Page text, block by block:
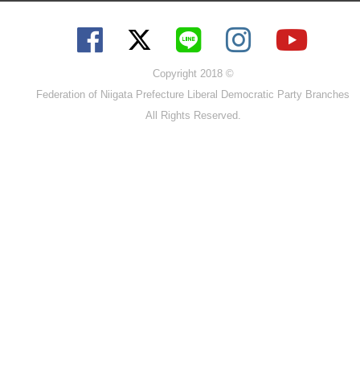
Copyright 2018 ©
Federation of Niigata Prefecture Liberal Democratic Party Branches
All Rights Reserved.